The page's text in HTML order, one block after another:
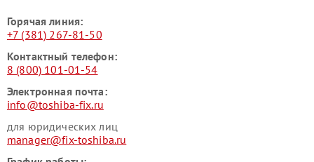
Горячая линия:
+7 (381) 267-81-50
Контактный телефон:
8 (800) 101-01-54
Электронная почта:
info@toshiba-fix.ru
для юридических лиц
manager@fix-toshiba.ru